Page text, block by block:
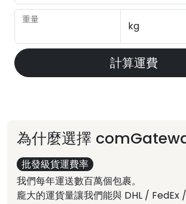
重量
計算運費
為什麼選擇
批發級貨運費率
我們每年運送數百萬個包裹。
龐大的運貨量讓我們能與 DHL / FedEx